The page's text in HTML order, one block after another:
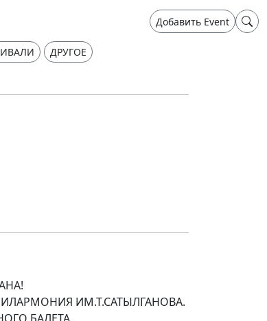
Добавить Event
ДРУГОЕ
ИМ.Т.САТЫЛГАНОВА.